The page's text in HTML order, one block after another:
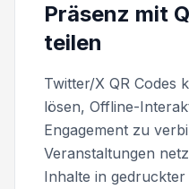
Präsenz mit
teilen
Twitter/X QR Codes
lösen, Offline-
Engagement zu
Veranstaltungen
Inhalte in